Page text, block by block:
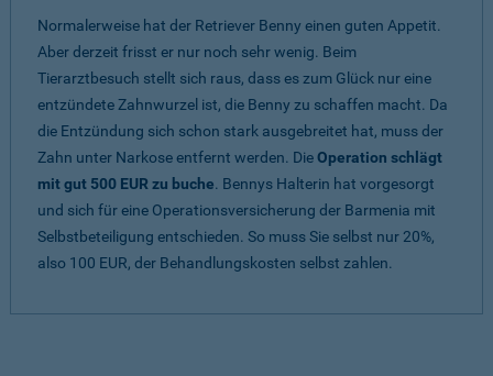
Normalerweise hat der Retriever Benny einen guten Appetit.
Aber derzeit frisst er nur noch sehr wenig. Beim
Tierarztbesuch stellt sich raus, dass es zum Glück nur eine
entzündete Zahnwurzel ist, die Benny zu schaffen macht. Da
die Entzündung sich schon stark ausgebreitet hat, muss der
Zahn unter Narkose entfernt werden. DieOperation schlägt
mit gut 500 EUR zu buche. Bennys Halterin hat vorgesorgt
und sich für eine Operationsversicherung der Barmenia mit
Selbstbeteiligung entschieden. So muss Sie selbst nur 20%,
also 100 EUR, der Behandlungskosten selbst zahlen.